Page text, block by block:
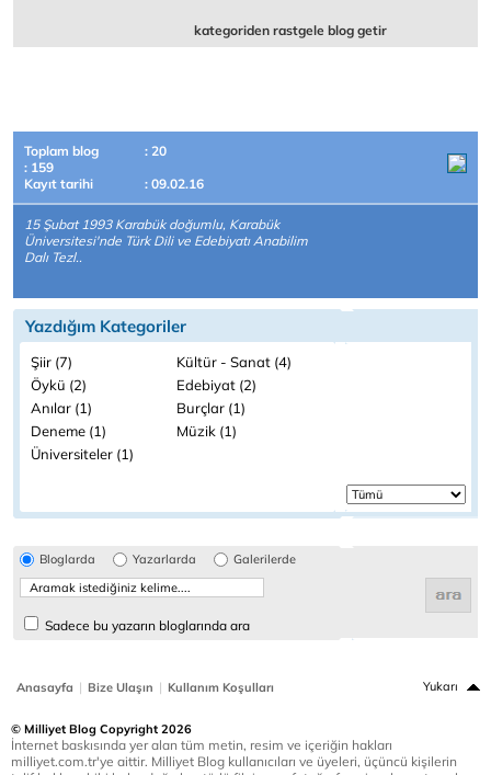
kategoriden rastgele blog getir
Toplam blog
: 20
: 159
Kayıt tarihi
: 09.02.16
15 Şubat 1993 Karabük doğumlu, Karabük
Üniversitesi'nde Türk Dili ve Edebiyatı Anabilim
Dalı Tezl..
Yazdığım Kategoriler
Şiir (7)
Kültür - Sanat (4)
Öykü (2)
Edebiyat (2)
Anılar (1)
Burçlar (1)
Deneme (1)
Müzik (1)
Üniversiteler (1)
Bloglarda Yazarlarda Galerilerde
Sadece bu yazarın bloglarında ara
Anasayfa | Bize Ulaşın | Kullanım Koşulları Yukarı
© Milliyet Blog Copyright 2026
İnternet baskısında yer alan tüm metin, resim ve içeriğin hakları
milliyet.com.tr'ye aittir. Milliyet Blog kullanıcıları ve üyeleri, üçüncü kişilerin